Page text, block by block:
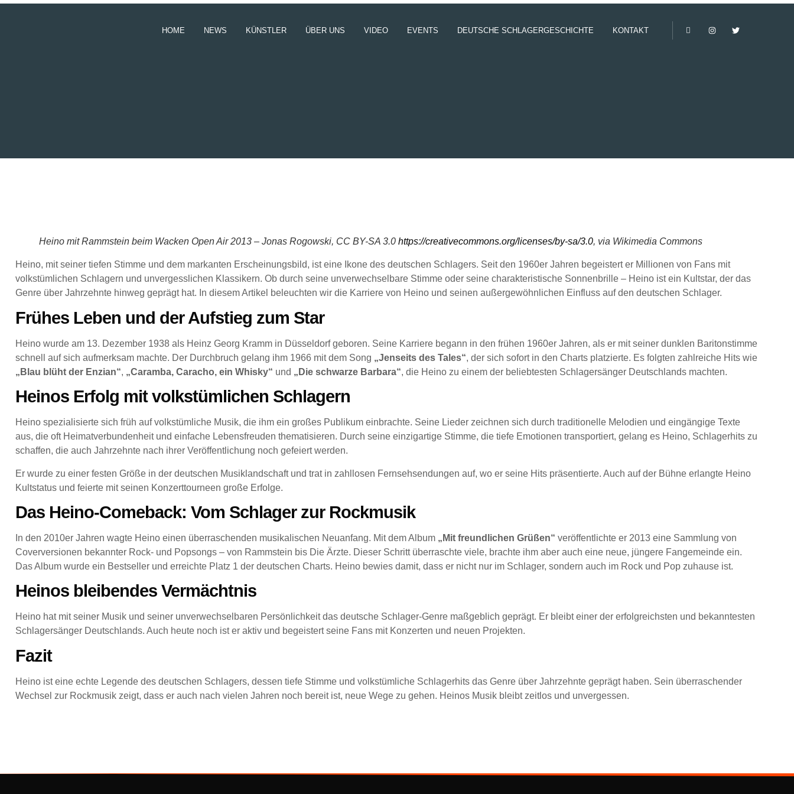
HOME NEWS KÜNSTLER ÜBER UNS VIDEO EVENTS DEUTSCHE SCHLAGERGESCHICHTE KONTAKT
Heino mit Rammstein beim Wacken Open Air 2013 – Jonas Rogowski, CC BY-SA 3.0 https://creativecommons.org/licenses/by-sa/3.0, via Wikimedia Commons
Heino, mit seiner tiefen Stimme und dem markanten Erscheinungsbild, ist eine Ikone des deutschen Schlagers. Seit den 1960er Jahren begeistert er Millionen von Fans mit
volkstümlichen Schlagern und unvergesslichen Klassikern. Ob durch seine unverwechselbare Stimme oder seine charakteristische Sonnenbrille – Heino ist ein Kultstar, der das
Genre über Jahrzehnte hinweg geprägt hat. In diesem Artikel beleuchten wir die Karriere von Heino und seinen außergewöhnlichen Einfluss auf den deutschen Schlager.
Frühes Leben und der Aufstieg zum Star
Heino wurde am 13. Dezember 1938 als Heinz Georg Kramm in Düsseldorf geboren. Seine Karriere begann in den frühen 1960er Jahren, als er mit seiner dunklen Baritonstimme
schnell auf sich aufmerksam machte. Der Durchbruch gelang ihm 1966 mit dem Song „Jenseits des Tales“, der sich sofort in den Charts platzierte. Es folgten zahlreiche Hits wie
„Blau blüht der Enzian“, „Caramba, Caracho, ein Whisky“ und „Die schwarze Barbara“, die Heino zu einem der beliebtesten Schlagersänger Deutschlands machten.
Heinos Erfolg mit volkstümlichen Schlagern
Heino spezialisierte sich früh auf volkstümliche Musik, die ihm ein großes Publikum einbrachte. Seine Lieder zeichnen sich durch traditionelle Melodien und eingängige Texte
aus, die oft Heimatverbundenheit und einfache Lebensfreuden thematisieren. Durch seine einzigartige Stimme, die tiefe Emotionen transportiert, gelang es Heino, Schlagerhits zu
schaffen, die auch Jahrzehnte nach ihrer Veröffentlichung noch gefeiert werden.
Er wurde zu einer festen Größe in der deutschen Musiklandschaft und trat in zahllosen Fernsehsendungen auf, wo er seine Hits präsentierte. Auch auf der Bühne erlangte Heino
Kultstatus und feierte mit seinen Konzerttourneen große Erfolge.
Das Heino-Comeback: Vom Schlager zur Rockmusik
In den 2010er Jahren wagte Heino einen überraschenden musikalischen Neuanfang. Mit dem Album „Mit freundlichen Grüßen“ veröffentlichte er 2013 eine Sammlung von
Coverversionen bekannter Rock- und Popsongs – von Rammstein bis Die Ärzte. Dieser Schritt überraschte viele, brachte ihm aber auch eine neue, jüngere Fangemeinde ein.
Das Album wurde ein Bestseller und erreichte Platz 1 der deutschen Charts. Heino bewies damit, dass er nicht nur im Schlager, sondern auch im Rock und Pop zuhause ist.
Heinos bleibendes Vermächtnis
Heino hat mit seiner Musik und seiner unverwechselbaren Persönlichkeit das deutsche Schlager-Genre maßgeblich geprägt. Er bleibt einer der erfolgreichsten und bekanntesten
Schlagersänger Deutschlands. Auch heute noch ist er aktiv und begeistert seine Fans mit Konzerten und neuen Projekten.
Fazit
Heino ist eine echte Legende des deutschen Schlagers, dessen tiefe Stimme und volkstümliche Schlagerhits das Genre über Jahrzehnte geprägt haben. Sein überraschender
Wechsel zur Rockmusik zeigt, dass er auch nach vielen Jahren noch bereit ist, neue Wege zu gehen. Heinos Musik bleibt zeitlos und unvergessen.